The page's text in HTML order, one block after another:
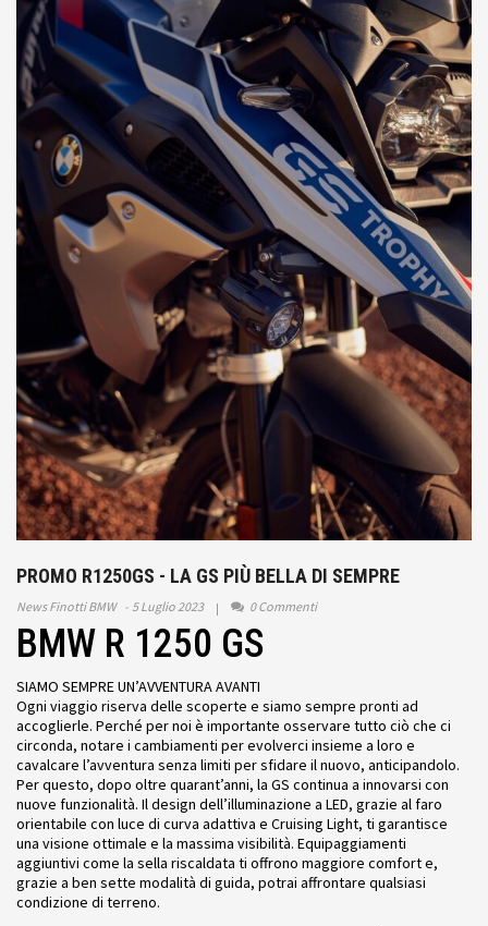
PROMO R1250GS - LA GS PIÙ BELLA DI SEMPRE
News Finotti BMW 5 Luglio 2023 0 Commenti
BMW R 1250 GS
SIAMO SEMPRE UN’AVVENTURA AVANTI
Ogni viaggio riserva delle scoperte e siamo sempre pronti ad
accoglierle. Perché per noi è importante osservare tutto ciò che ci
circonda, notare i cambiamenti per evolverci insieme a loro e
cavalcare l’avventura senza limiti per sfidare il nuovo, anticipandolo.
Per questo, dopo oltre quarant’anni, la GS continua a innovarsi con
nuove funzionalità. Il design dell’illuminazione a LED, grazie al faro
orientabile con luce di curva adattiva e Cruising Light, ti garantisce
una visione ottimale e la massima visibilità. Equipaggiamenti
aggiuntivi come la sella riscaldata ti offrono maggiore comfort e,
grazie a ben sette modalità di guida, potrai affrontare qualsiasi
condizione di terreno.